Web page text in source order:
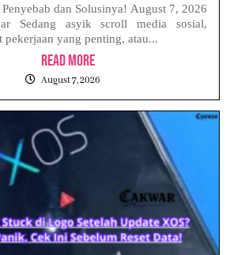
dan Solusinya! August 7, 2026
Sedang asyik scroll media sosial,
pekerjaan yang penting, atau...
Read More
August 7, 2026